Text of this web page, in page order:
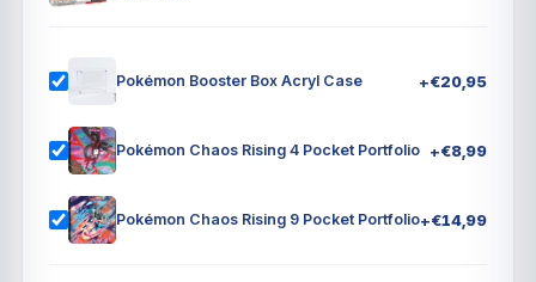
maken. Een volledige set kaarthoezen zorgt ervoor
gestreden is, kun je deze speciale Tera Pokémon ex
tentoonstellen in de duurzame kaartbeschermer met
handige magnetische sluiting.
Pokémon Booster Box Acryl Case +€20,95
Pokémon Chaos Rising 4 Pocket Portfolio +€8,99
Pokémon Chaos Rising 9 Pocket Portfolio+€14,99